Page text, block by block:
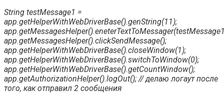
String testMessage1 =
app.getHelperWithWebDriverBase().genString(11);
app.getMessagesHelper().clickSendMessage();
app.getHelperWithWebDriverBase().closeWindow(1);
app.getHelperWithWebDriverBase().switchToWindow(0);
app.getHelperWithWebDriverBase().getCountWindow();
app.getAuthorizationHelper().logOut(); // делаю логаут после
того, как отправил 2 сообщения